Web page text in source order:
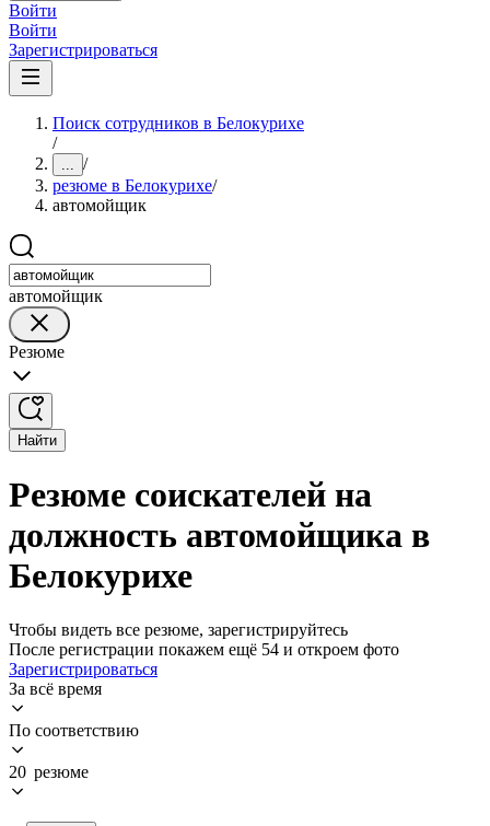
Войти
Войти
Зарегистрироваться
Поиск сотрудников в Белокурихе
/
... /
резюме в Белокурихе/
автомойщик
автомойщик
Резюме
Найти
Резюме соискателей на
должность автомойщика в
Белокурихе
Чтобы видеть все резюме, зарегистрируйтесь
После регистрации покажем ещё 54 и откроем фото
Зарегистрироваться
За всё время
По соответствию
20 резюме